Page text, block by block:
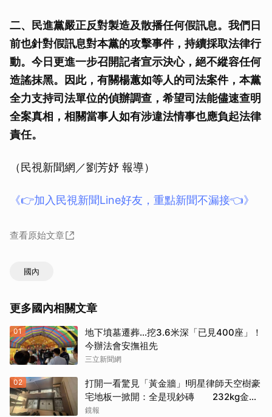
二、民進黨嚴正反對製造及散播任何假訊息。我們日
前也針對假訊息對本黨的攻擊事件，持續採取法律行
動。今日更進一步召開記者宣示決心，絕不縱容任何
造謠抹黑。因此，有關楊蕙如等人的司法案件，本黨
全力支持司法單位的偵辦調查，希望司法能儘速查明
全案真相，相關當事人如有涉違法情事也應負起法律
責任。
（民視新聞網／劉芳妤 報導）
《👉加入民視新聞Line好友，重點新聞不漏接👈》
查看原始文章
國內
更多國內相關文章
01
地下墳墓遷葬…挖3.6米深「已見400座」！
今辦法會安撫祖先
三立新聞網
02
打開一看驚見「黃金牆」!明星律師天空樹豪
宅地板一掀開：全是現鈔磚 232kg金山
震撼影像曝
鏡報